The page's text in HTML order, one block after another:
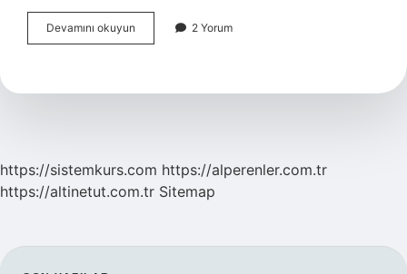
Devamını okuyun Ruhsatsız
Av
Cezası
2 Yorum
https://sistemkurs.com https://alperenler.com.tr
https://altinetut.com.tr Sitemap